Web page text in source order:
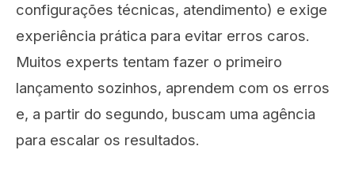
configurações técnicas, atendimento) e exige
experiência prática para evitar erros caros.
Muitos experts tentam fazer o primeiro
lançamento sozinhos, aprendem com os erros
e, a partir do segundo, buscam uma agência
para escalar os resultados.